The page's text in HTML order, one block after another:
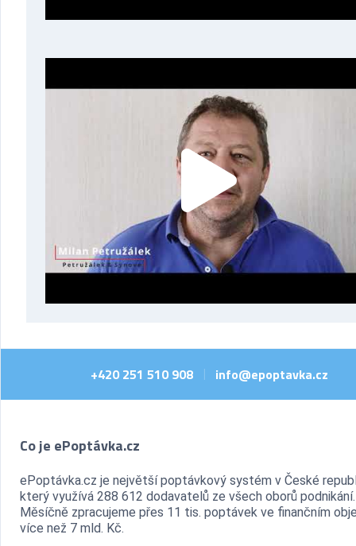
+420 251 510 908 info@epoptavka.cz
Co je ePoptávka.cz
ePoptávka.cz je největší poptávkový systém v České
který využívá 288 612 dodavatelů ze všech oborů podnikání.
Měsíčně zpracujeme přes 11 tis. poptávek ve finančním
více než 7 mld. Kč.